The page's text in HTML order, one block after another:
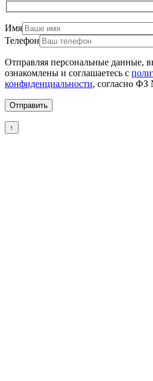
Имя
Телефон
Отправляя персональные данные,
ознакомлены и соглашаетесь с
конфиденциальности, согласно ФЗ
↑